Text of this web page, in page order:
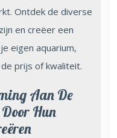
Ontdek de diverse
en creëer een
eigen aquarium,
prijs of kwaliteit.
Aan De
Hun